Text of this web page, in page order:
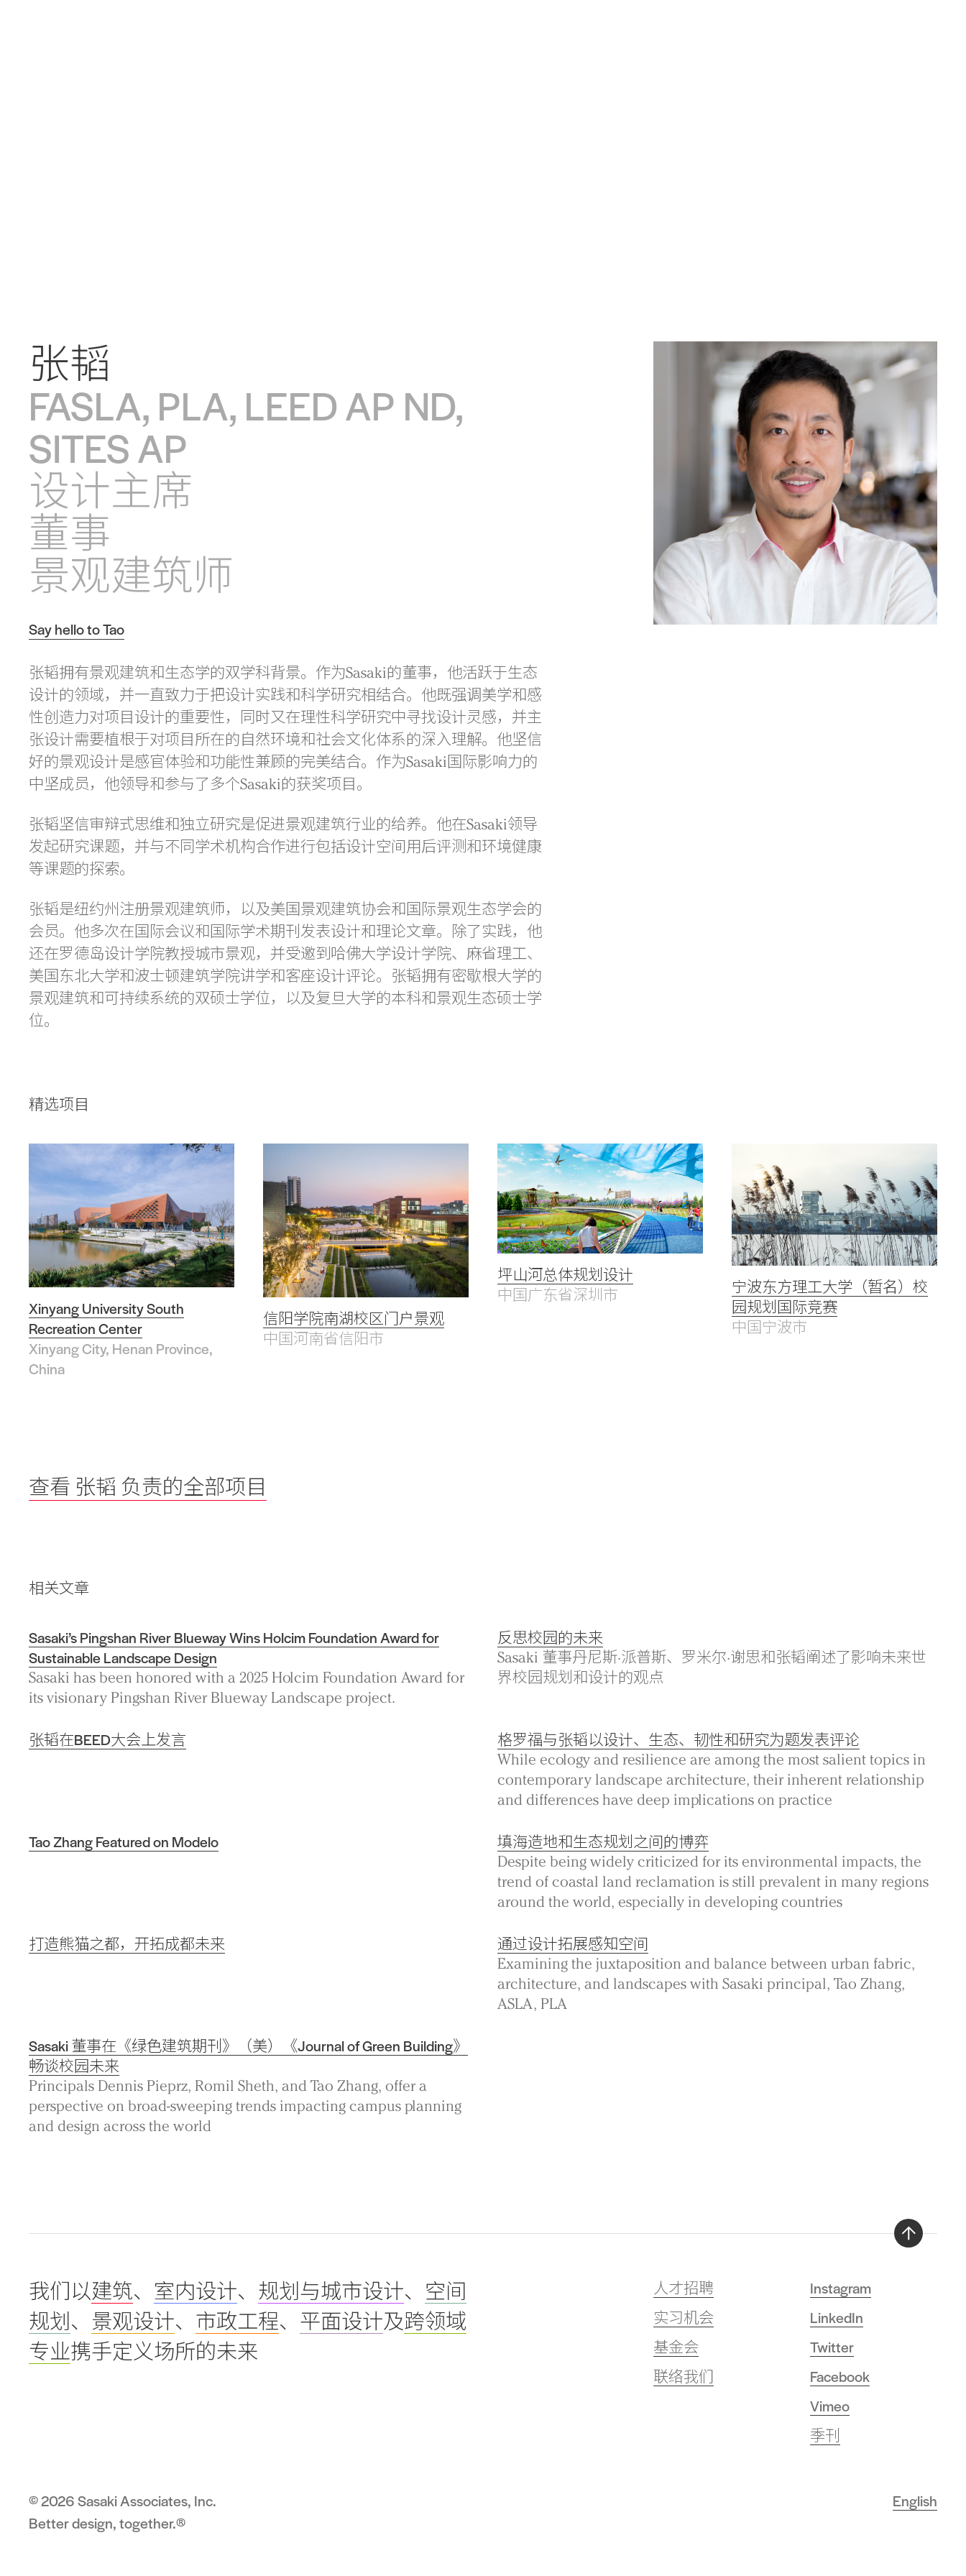
张韬
FASLA, PLA, LEED AP ND,
SITES AP
设计主席
董事
景观建筑师
Say hello to Tao
张韬拥有景观建筑和生态学的双学科背景。作为Sasaki的董事，他活跃于生态
设计的领域，并一直致力于把设计实践和科学研究相结合。他既强调美学和感
性创造力对项目设计的重要性，同时又在理性科学研究中寻找设计灵感，并主
张设计需要植根于对项目所在的自然环境和社会文化体系的深入理解。他坚信
好的景观设计是感官体验和功能性兼顾的完美结合。作为Sasaki国际影响力的
中坚成员，他领导和参与了多个Sasaki的获奖项目。
张韬坚信审辩式思维和独立研究是促进景观建筑行业的给养。他在Sasaki领导
发起研究课题，并与不同学术机构合作进行包括设计空间用后评测和环境健康
等课题的探索。
张韬是纽约州注册景观建筑师，以及美国景观建筑协会和国际景观生态学会的
会员。他多次在国际会议和国际学术期刊发表设计和理论文章。除了实践，他
还在罗德岛设计学院教授城市景观，并受邀到哈佛大学设计学院、麻省理工、
美国东北大学和波士顿建筑学院讲学和客座设计评论。张韬拥有密歇根大学的
景观建筑和可持续系统的双硕士学位，以及复旦大学的本科和景观生态硕士学
位。
精选项目
Xinyang University South
Recreation Center
Xinyang City, Henan Province,
China
信阳学院南湖校区门户景观
中国河南省信阳市
坪山河总体规划设计
中国广东省深圳市
宁波东方理工大学（暂名）校
园规划国际竞赛
中国宁波市
查看 张韬 负责的全部项目
相关文章
Sasaki’s Pingshan River Blueway Wins Holcim Foundation Award for
Sustainable Landscape Design
Sasaki has been honored with a 2025 Holcim Foundation Award for
its visionary Pingshan River Blueway Landscape project.
反思校园的未来
Sasaki 董事丹尼斯·派普斯、罗米尔·谢思和张韬阐述了影响未来世
界校园规划和设计的观点
张韬在BEED大会上发言 格罗福与张韬以设计、生态、韧性和研究为题发表评论
While ecology and resilience are among the most salient topics in
contemporary landscape architecture, their inherent relationship
and differences have deep implications on practice
Tao Zhang Featured on Modelo 填海造地和生态规划之间的博弈
Despite being widely criticized for its environmental impacts, the
trend of coastal land reclamation is still prevalent in many regions
around the world, especially in developing countries
打造熊猫之都，开拓成都未来 通过设计拓展感知空间
Examining the juxtaposition and balance between urban fabric,
architecture, and landscapes with Sasaki principal, Tao Zhang,
ASLA, PLA
Sasaki 董事在《绿色建筑期刊》（美）《Journal of Green Building》
畅谈校园未来
Principals Dennis Pieprz, Romil Sheth, and Tao Zhang, offer a
perspective on broad-sweeping trends impacting campus planning
and design across the world
我们以建筑、 室内设计、 规划与城市设计、 空间
规划 、 景观设计、 市政工程、 平面设计及跨领域
专业携手定义场所的未来
人才招聘
实习机会
基金会
联络我们
Instagram
LinkedIn
Twitter
Facebook
Vimeo
季刊
© 2026 Sasaki Associates, Inc.
Better design, together.®
English
Practice
Projects
People
Voices
Search Sasaki